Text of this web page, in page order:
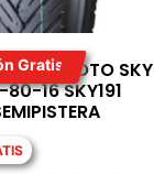
Gratis
PARA MOTO SKY
80-16 SKY191